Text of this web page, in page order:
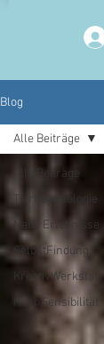
Blog
Alle Beiträge
TierPsychologie
NaturErlebnisse
SelbstFindung
KreativWerkstatt
HochSensibilität
Alle Beiträge